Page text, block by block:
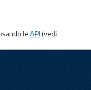
leAPI(vedi